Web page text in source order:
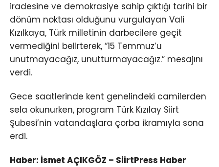
iradesine ve demokrasiye sahip çıktığı tarihi bir
dönüm noktası olduğunu vurgulayan Vali
Kızılkaya, Türk milletinin darbecilere geçit
vermediğini belirterek, “15 Temmuz’u
unutmayacağız, unutturmayacağız.” mesajını
verdi.
Gece saatlerinde kent genelindeki camilerden
sela okunurken, program Türk Kızılay Siirt
Şubesi’nin vatandaşlara çorba ikramıyla sona
erdi.
Haber: İsmet AÇIKGÖZ – SiirtPress Haber